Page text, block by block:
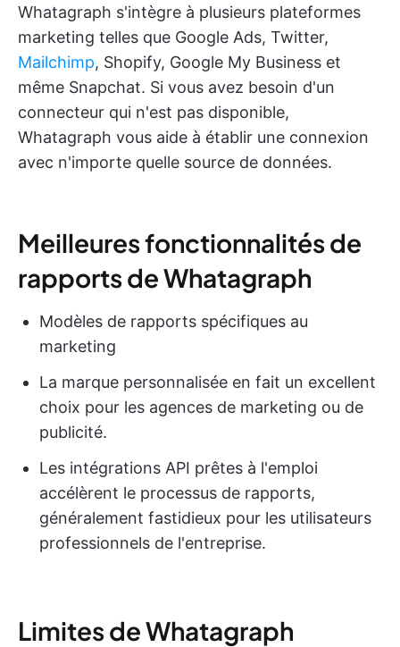
Whatagraph s'intègre à plusieurs plateformes
marketing telles que Google Ads, Twitter,
Mailchimp, Shopify, Google My Business et
même Snapchat. Si vous avez besoin d'un
connecteur qui n'est pas disponible,
Whatagraph vous aide à établir une connexion
avec n'importe quelle source de données.
Meilleures fonctionnalités de
rapports de Whatagraph
Modèles de rapports spécifiques au
marketing
La marque personnalisée en fait un excellent
choix pour les agences de marketing ou de
publicité.
Les intégrations API prêtes à l'emploi
accélèrent le processus de rapports,
généralement fastidieux pour les utilisateurs
professionnels de l'entreprise.
Limites de Whatagraph